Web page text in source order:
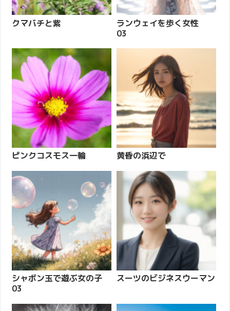
クマバチと紫
ランウェイを歩く女性
03
ピンクコスモス一輪 黄昏の浜辺で
シャボン玉で遊ぶ女の子
03
スーツのビジネスウーマン